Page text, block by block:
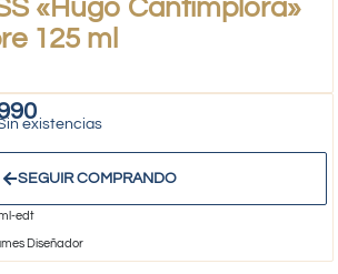
«Hugo Cantimplora»
125 ml
existencias
SEGUIR COMPRANDO
edt
Diseñador